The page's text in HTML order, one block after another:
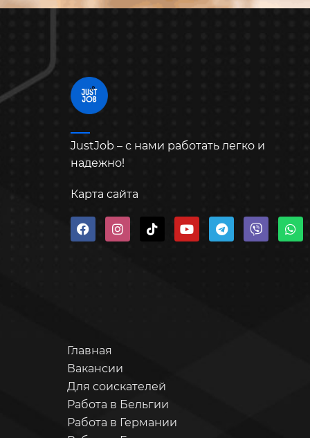
JustJob – с нами работать легко и
надежно!
Карта сайта
Главная
Вакансии
Для соискателей
Работа в Бельгии
Работа в Германии